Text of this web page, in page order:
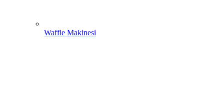
Waffle Makinesi